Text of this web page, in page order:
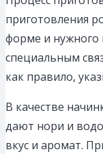
приготовления
форме и нужного
специальным
как правило,
В качестве
дают нори и
вкус и аромат.